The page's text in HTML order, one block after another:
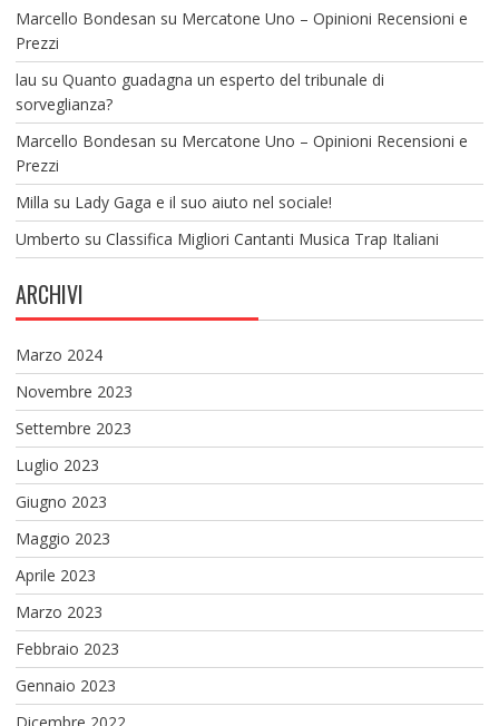
Marcello Bondesan su Mercatone Uno – Opinioni Recensioni e
Prezzi
lau su Quanto guadagna un esperto del tribunale di
sorveglianza?
Marcello Bondesan su Mercatone Uno – Opinioni Recensioni e
Prezzi
Milla su Lady Gaga e il suo aiuto nel sociale!
Umberto su Classifica Migliori Cantanti Musica Trap Italiani
ARCHIVI
Marzo 2024
Novembre 2023
Settembre 2023
Luglio 2023
Giugno 2023
Maggio 2023
Aprile 2023
Marzo 2023
Febbraio 2023
Gennaio 2023
Dicembre 2022